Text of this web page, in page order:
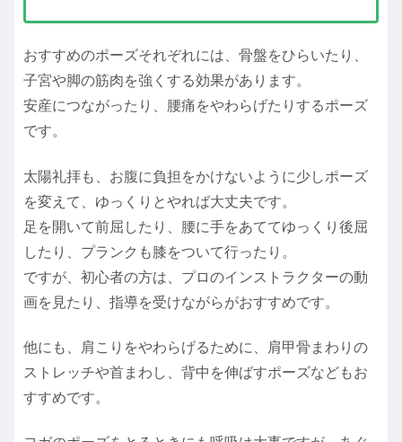
おすすめのポーズそれぞれには、骨盤をひらいたり、
子宮や脚の筋肉を強くする効果があります。
安産につながったり、腰痛をやわらげたりするポーズ
です。
太陽礼拝も、お腹に負担をかけないように少しポーズ
を変えて、ゆっくりとやれば大丈夫です。
足を開いて前屈したり、腰に手をあててゆっくり後屈
したり、プランクも膝をついて行ったり。
ですが、初心者の方は、プロのインストラクターの動
画を見たり、指導を受けながらがおすすめです。
他にも、肩こりをやわらげるために、肩甲骨まわりの
ストレッチや首まわし、背中を伸ばすポーズなどもお
すすめです。